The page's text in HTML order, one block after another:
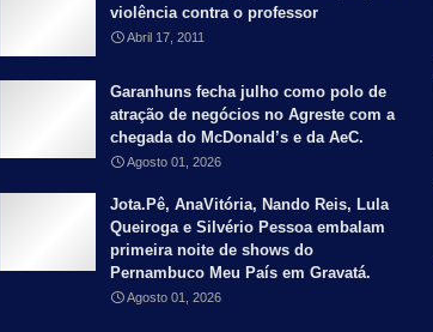
violência contra o professor
Abril 17, 2011
Garanhuns fecha julho como polo de
atração de negócios no Agreste com a
chegada do McDonald’s e da AeC.
Agosto 01, 2026
Jota.Pê, AnaVitória, Nando Reis, Lula
Queiroga e Silvério Pessoa embalam
primeira noite de shows do
Pernambuco Meu País em Gravatá.
Agosto 01, 2026